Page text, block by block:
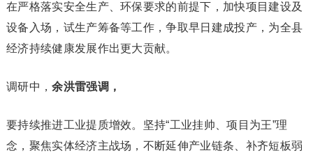
在严格落实安全生产、环保要求的前提下，加快项目建设及
设备入场，试生产筹备等工作，争取早日建成投产，为全县
经济持续健康发展作出更大贡献。
调研中，余洪雷强调，
要持续推进工业提质增效。坚持“工业挂帅、项目为王”理
念，聚焦实体经济主战场，不断延伸产业链条、补齐短板弱